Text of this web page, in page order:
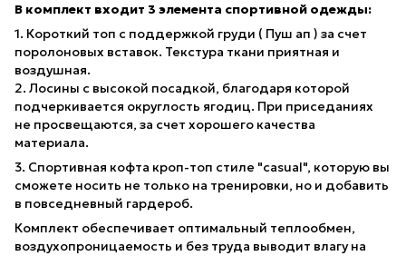
В комплект входит 3 элемента спортивной одежды:
1. Короткий топ с поддержкой груди ( Пуш ап ) за счет
поролоновых вставок. Текстура ткани приятная и
воздушная.
2. Лосины с высокой посадкой, благодаря которой
подчеркивается округлость ягодиц. При приседаниях
не просвещаются, за счет хорошего качества
материала.
3. Спортивная кофта кроп-топ стиле "casual", которую вы
сможете носить не только на тренировки, но и добавить
в повседневный гардероб.
Комплект обеспечивает оптимальный теплообмен,
воздухопроницаемость и без труда выводит влагу на